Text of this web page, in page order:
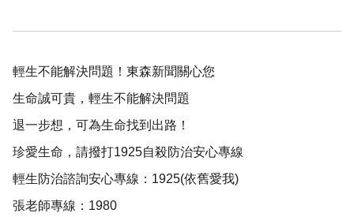
輕生不能解決問題！東森新聞關心您
生命誠可貴，輕生不能解決問題
退一步想，可為生命找到出路！
珍愛生命，請撥打1925自殺防治安心專線
輕生防治諮詢安心專線：1925(依舊愛我)
張老師專線：1980